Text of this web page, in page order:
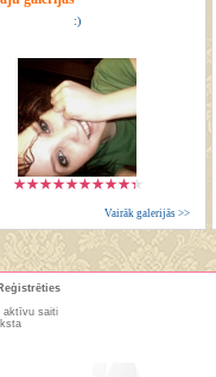
:)
Vairāk galerijās >>
Reģistrēties
aktīvu saiti